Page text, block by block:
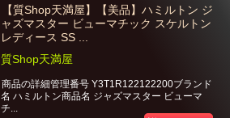
【質Shop天満屋】【美品】ハミルトン ジ
ャズマスター ビューマチック スケルトン
レディース SS ...
質Shop天満屋
商品の詳細管理番号 Y3T1R122122200ブランド
名 ハミルトン商品名 ジャズマスター ビューマ
チ...